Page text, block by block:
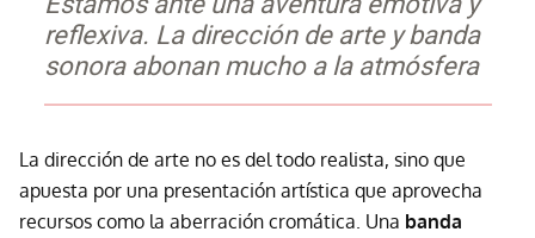
reflexiva. La dirección de arte y banda
sonora abonan mucho a la atmósfera
La dirección de arte no es del todo realista, sino que
apuesta por una presentación artística que aprovecha
recursos como la aberración cromática. Una banda